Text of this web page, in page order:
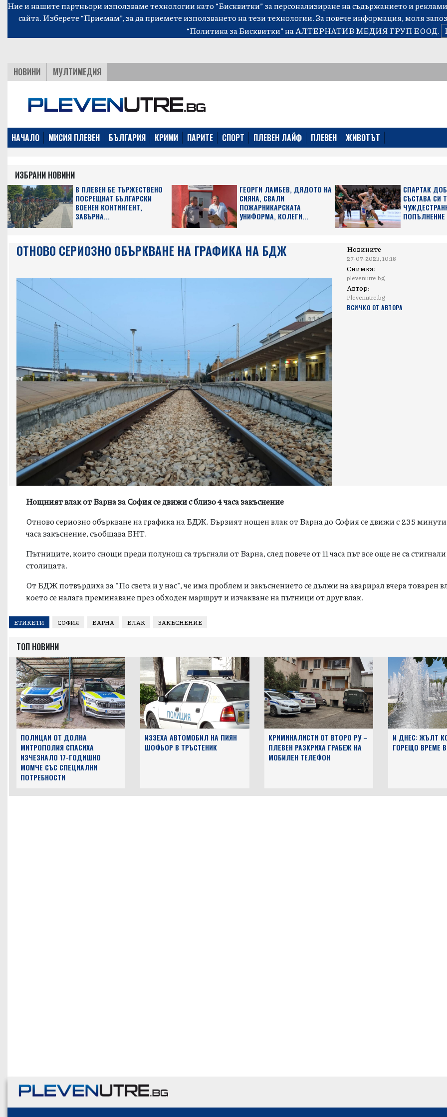
Ние и нашите партньори използваме технологии като “Бисквитки” за персонализиране на съдържанието и
сайта. Изберете “Приемам”, за да приемете използването на тези технологии. За повече информация, моля
“Политика за Бисквитки”на АЛТЕРНАТИВ МЕДИЯ ГРУП ЕООД.
НОВИНИ МУЛТИМЕДИЯ
НАЧАЛО МИСИЯ ПЛЕВЕН БЪЛГАРИЯ КРИМИ ПАРИТЕ СПОРТ ПЛЕВЕН ЛАЙФ ПЛЕВЕН ЖИВОТЪТ
ИЗБРАНИ НОВИНИ
В ПЛЕВЕН БЕ ТЪРЖЕСТВЕНО
ПОСРЕЩНАТ БЪЛГАРСКИ
ВОЕНЕН КОНТИНГЕНТ,
ЗАВЪРНА...
ГЕОРГИ ЛАМБЕВ, ДЯДОТО НА
СИЯНА, СВАЛИ
ПОЖАРНИКАРСКАТА
УНИФОРМА, КОЛЕГИ...
СПАРТАК
СЪСТАВА СИ
ПОПЪЛНЕНИЕ
ОТНОВО СЕРИОЗНО ОБЪРКВАНЕ НА ГРАФИКА НА БДЖ Новините
27-07-2023, 10:18
Снимка:
plevenutre.bg
Автор:
Plevenutre.bg
ВСИЧКО ОТ АВТОРА
Нощният влак от Варна за София се движи с близо 4 часа закъснение
Отново сериозно объркване на графика на БДЖ. Бързият нощен влак от Варна до София се движи с 235
часа закъснение, съобщава БНТ.
Пътниците, които снощи преди полунощ са тръгнали от Варна, след повече от 11 часа път все още не са
столицата.
От БДЖ потвърдиха за "По света и у нас", че има проблем и закъснението се дължи на аварирал вчера товарен
което се налага преминаване през обходен маршрут и изчакване на пътници от друг влак.
ЕТИКЕТИ СОФИЯ ВАРНА ВЛАК ЗАКЪСНЕНИЕ
ТОП НОВИНИ
ПОЛИЦАИ ОТ ДОЛНА
МИТРОПОЛИЯ СПАСИХА
ИЗЧЕЗНАЛО 17-ГОДИШНО
МОМЧЕ СЪС СПЕЦИАЛНИ
ПОТРЕБНОСТИ
ИЗЗЕХА АВТОМОБИЛ НА ПИЯН
ШОФЬОР В ТРЪСТЕНИК
КРИМИНАЛИСТИ ОТ ВТОРО РУ –
ПЛЕВЕН РАЗКРИХА ГРАБЕЖ НА
МОБИЛЕН ТЕЛЕФОН
И ДНЕС: ЖЪЛТ
ГОРЕЩО ВРЕМЕ